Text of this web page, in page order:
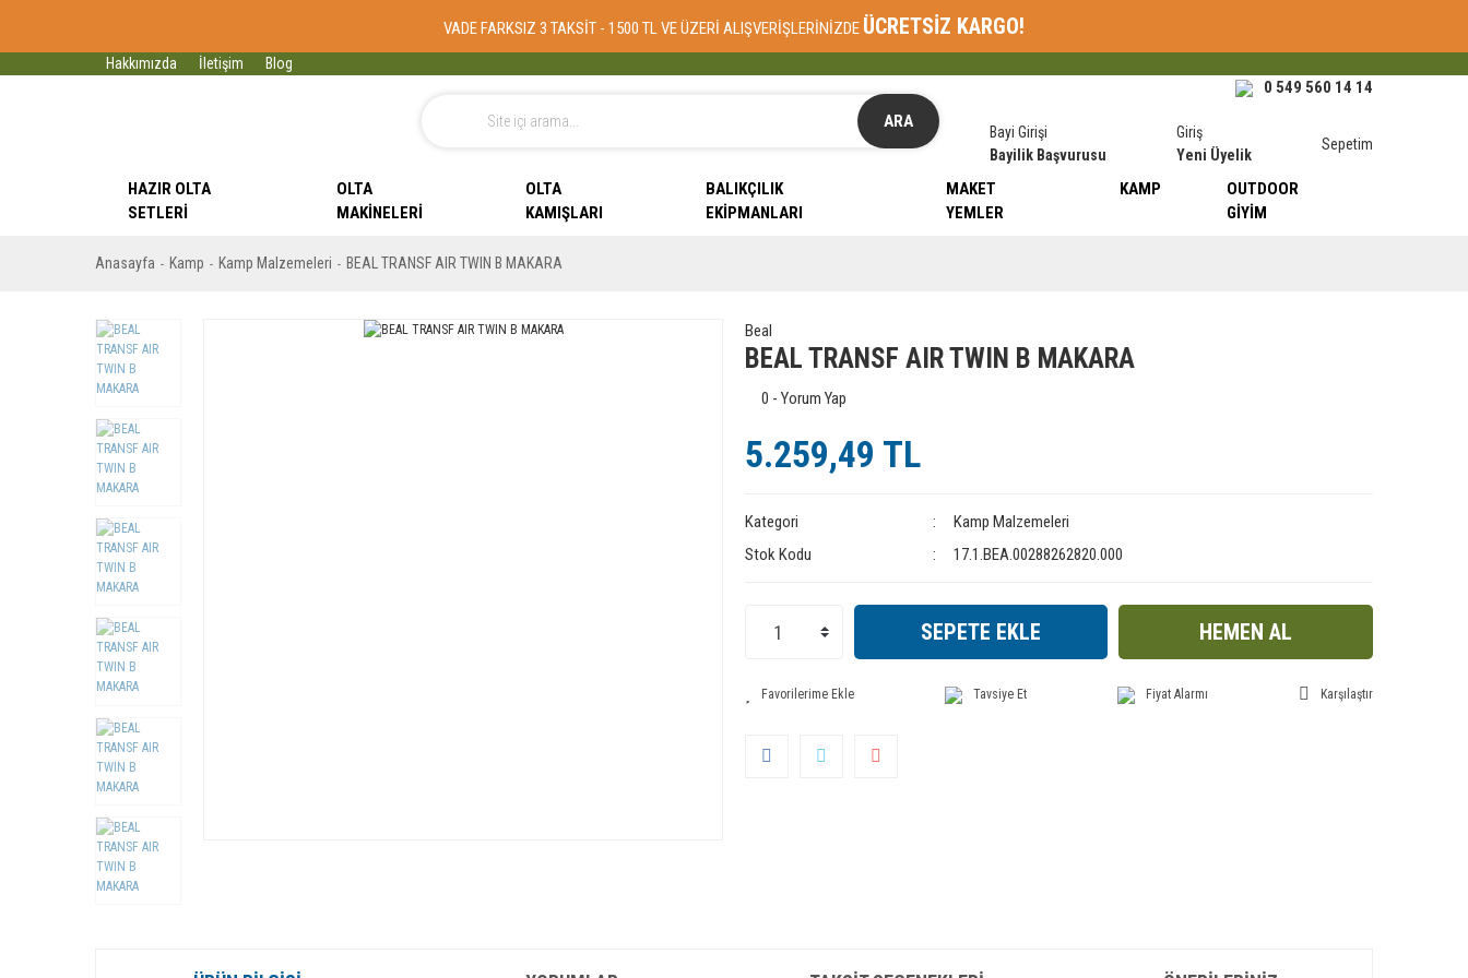
VADE FARKSIZ 3 TAKSİT - 1500 TL VE ÜZERİ ALIŞVERİŞLERİNİZDE ÜCRETSİZ KARGO!
Hakkımızda İletişim Blog
ARA
0 549 560 14 14
Bayi Girişi
Bayilik Başvurusu
Giriş
Yeni Üyelik
Sepetim
HAZIR OLTA
SETLERI
OLTA
MAKINELERI
OLTA
KAMIŞLARI
BALIKÇILIK
EKIPMANLARI
MAKET
YEMLER
KAMP
OUTDOOR
GIYIM
Anasayfa Kamp Kamp Malzemeleri BEAL TRANSF AIR TWIN B MAKARA
Beal
BEAL TRANSF AIR TWIN B MAKARA
0 - Yorum Yap
5.259,49 TL
Kategori
Kamp Malzemeleri
Stok Kodu
17.1.BEA.00288262820.000
SEPETE EKLE HEMEN AL
Tavsiye Et Fiyat Alarmı Karşılaştır